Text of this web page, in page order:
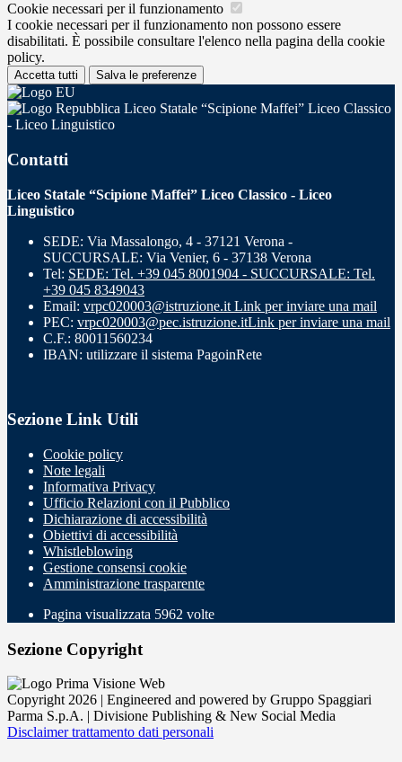
Cookie necessari per il funzionamento
I cookie necessari per il funzionamento non possono essere
disabilitati. È possibile consultare l'elenco nella pagina della cookie
policy.
Accetta tutti Salva le preferenze
Liceo Statale “Scipione Maffei” Liceo Classico
- Liceo Linguistico
Contatti
Liceo Statale “Scipione Maffei” Liceo Classico - Liceo
Linguistico
SEDE: Via Massalongo, 4 - 37121 Verona -
SUCCURSALE: Via Venier, 6 - 37138 Verona
Tel: SEDE: Tel. +39 045 8001904 - SUCCURSALE: Tel.
+39 045 8349043
Email: vrpc020003@istruzione.it Link per inviare una mail
PEC: vrpc020003@pec.istruzione.itLink per inviare una mail
C.F.: 80011560234
IBAN: utilizzare il sistema PagoinRete
Sezione Link Utili
Cookie policy
Note legali
Informativa Privacy
Ufficio Relazioni con il Pubblico
Dichiarazione di accessibilità
Obiettivi di accessibilità
Whistleblowing
Gestione consensi cookie
Amministrazione trasparente
Pagina visualizzata 5962 volte
Sezione Copyright
Copyright 2026 | Engineered and powered by Gruppo Spaggiari
Parma S.p.A. | Divisione Publishing & New Social Media
Disclaimer trattamento dati personali